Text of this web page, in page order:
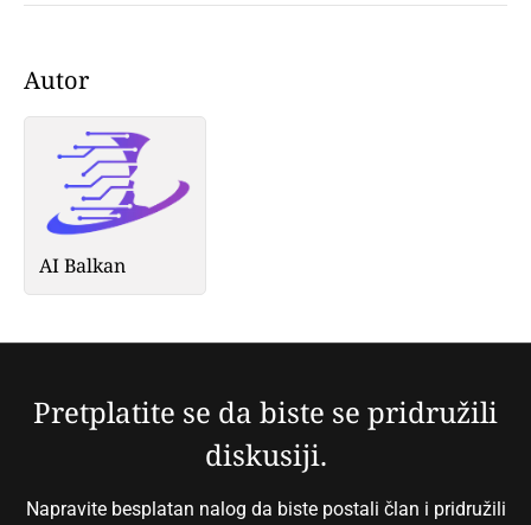
Autor
AI Balkan
Pretplatite se da biste se pridružili
diskusiji.
Napravite besplatan nalog da biste postali član i pridružili